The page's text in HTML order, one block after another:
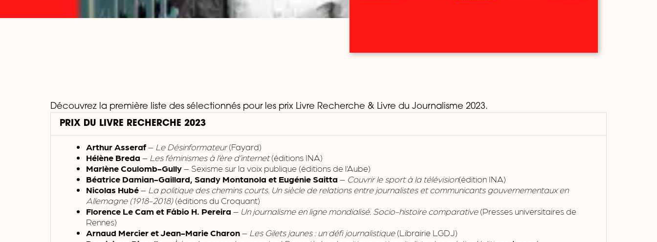
Découvrez la première liste des sélectionnés pour les prix Livre Recherche & Livre du Journalisme 2023.
PRIX DU LIVRE RECHERCHE 2023
Arthur Asseraf– Le Désinformateur(Fayard)
Hélène Breda –Les féminismes à l’ère d’internet(éditions INA)
Marlène Coulomb-Gully– Sexisme sur la voix publique (éditions de l’Aube)
Béatrice Damian-Gaillard, Sandy Montanola et Eugénie Saitta – Couvrir le sport à la télévision(édition INA)
Nicolas Hubé– La politique des chemins courts. Un siècle de relations entre journalistes et communicants gouvernementaux en
Allemagne (1918-2018)(éditions du Croquant)
Florence Le Cam et Fábio H. Pereira – Un journalisme en ligne mondialisé. Socio-histoire comparative(Presses universitaires de
Rennes)
Arnaud Mercier et Jean-Marie Charon– Les Gilets jaunes : un défi journalistique(Librairie LGDJ)